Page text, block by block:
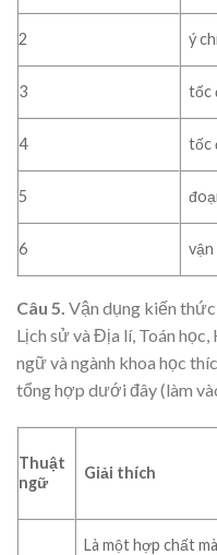
2 ý
3 tốc
4 tốc
5
6
Câu 5. Vận dụng kiến
Lịch sử và Địa lí, Toán
ngữ và ngành khoa học
tổng hợp dưới đây (làm
Thuật
ngữ
Giải thích
Là một hợp chất